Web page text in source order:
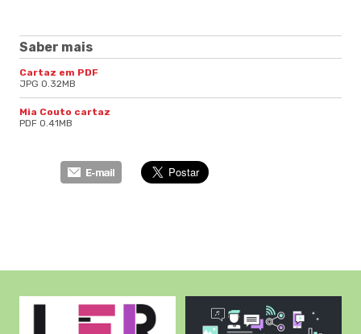
Saber mais
Cartaz em PDF
JPG 0.32MB
Mia Couto cartaz
PDF 0.41MB